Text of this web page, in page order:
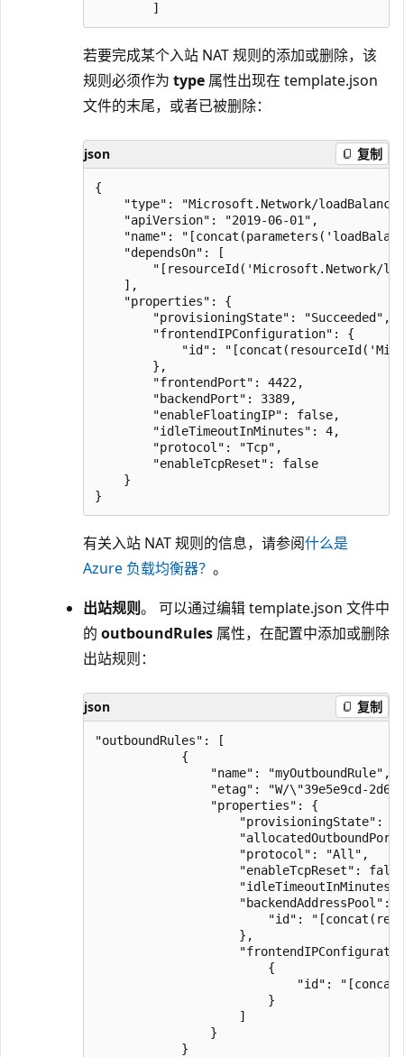
若要完成某个入站 NAT 规则的添加或删除，该
规则必须作为 type 属性出现在 template.json
文件的末尾，或者已被删除：
json 复制
{
"type": "Microsoft.Network/
    "apiVersion": "2019-06-01",
"name":
    "dependsOn": [
"[resourceId('Microsoft.Network/
    ],
    "properties": {
        "provisioningState": "Succeeded",
        "frontendIPConfiguration": {
"id":
        },
        "frontendPort": 4422,
        "backendPort": 3389,
        "enableFloatingIP": false,
        "idleTimeoutInMinutes": 4,
        "protocol": "Tcp",
        "enableTcpReset": false
    }
有关入站 NAT 规则的信息，请参阅什么是
Azure 负载均衡器？ 。
出站规则。 可以通过编辑 template.json 文件中
的 outboundRules 属性，在配置中添加或删除
出站规则：
json 复制
"outboundRules": [
            {
                "name": "myOutboundRule",
"etag": "W/\"39e5e9cd-
                "properties": {
"provisioningState":
                    "protocol": "All",
"enableTcpReset":
                    "backendAddressPool": {
"id":
                    },
                        {
"id":
                        }
                    ]
                }
            }